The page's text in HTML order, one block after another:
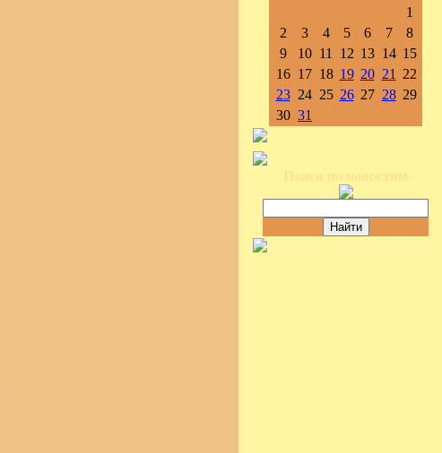
1
2
3 4 5 6 7
8
9
10 11 12 13 14 15
16 17 18 19 20 21
22
23 24 25 26 27 28 29
30 31